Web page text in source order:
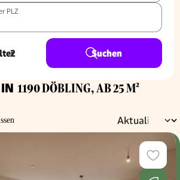
PLZ
2 Suchen
1190 DÖBLING, AB 25 M²